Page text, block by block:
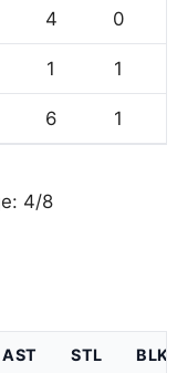
4 0
1 1
6 1
4/8
AST STL BLK